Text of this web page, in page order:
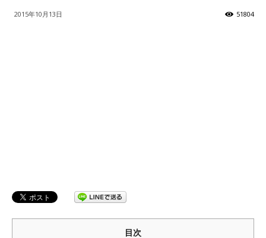
2015年10月13日 51804
目次